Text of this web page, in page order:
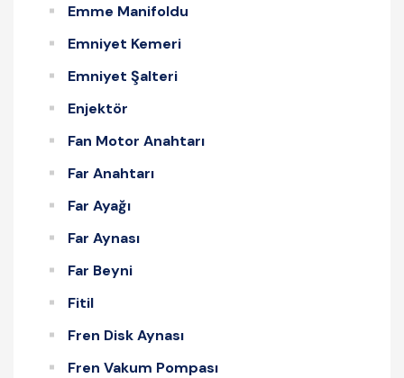
Emme Manifoldu
Emniyet Kemeri
Emniyet Şalteri
Enjektör
Fan Motor Anahtarı
Far Anahtarı
Far Ayağı
Far Aynası
Far Beyni
Fitil
Fren Disk Aynası
Fren Vakum Pompası